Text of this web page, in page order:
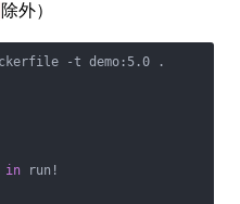
除外）
-t demo:5.0 .
in run!